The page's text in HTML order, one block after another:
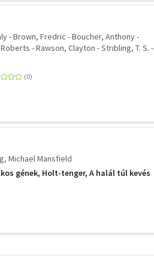
- Brown, Fredric - Boucher, Anthony -
- Rawson, Clayton - Stribling, T. S. -
Vincent - Penzler, Otto - Reilly,
- Palmer, Stuart
Michael Mansfield
gének, Holt-tenger, A halál túl kevés
szűrők